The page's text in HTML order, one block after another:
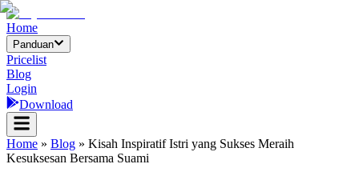
Home
Panduan
Pricelist
Blog
Login
Download
Home » Blog » Kisah Inspiratif Istri yang Sukses Meraih
Kesuksesan Bersama Suami